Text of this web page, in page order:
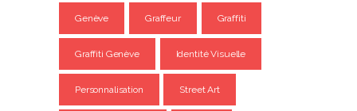
Genève Graffeur Graffiti
Graffiti Genève Identité Visuelle
Personnalisation Street Art